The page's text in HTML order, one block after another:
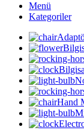
Menü
Kategoriler
Hand